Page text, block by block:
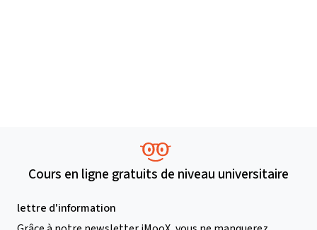
Cours en ligne gratuits de niveau universitaire
lettre d'information